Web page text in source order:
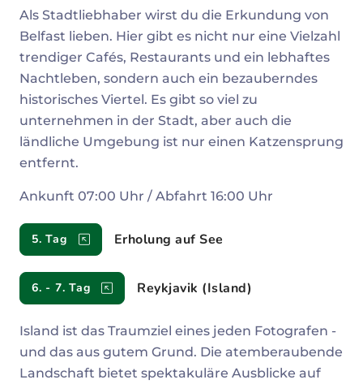
Als Stadtliebhaber wirst du die Erkundung von
Belfast lieben. Hier gibt es nicht nur eine Vielzahl
trendiger Cafés, Restaurants und ein lebhaftes
Nachtleben, sondern auch ein bezauberndes
historisches Viertel. Es gibt so viel zu
unternehmen in der Stadt, aber auch die
ländliche Umgebung ist nur einen Katzensprung
entfernt.
Ankunft 07:00 Uhr / Abfahrt 16:00 Uhr
5. Tag Erholung auf See
6. - 7. Tag Reykjavik (Island)
Island ist das Traumziel eines jeden Fotografen -
und das aus gutem Grund. Die atemberaubende
Landschaft bietet spektakuläre Ausblicke auf